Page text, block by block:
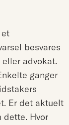
besvares
advokat.
ganger
Er det aktuelt
dette. Hvor